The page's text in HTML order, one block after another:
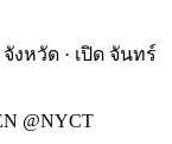
งหวัด · เปิด จันทร์
@NYCT